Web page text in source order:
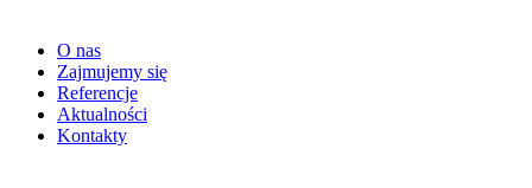
O nas
Zajmujemy się
Referencje
Aktualności
Kontakty